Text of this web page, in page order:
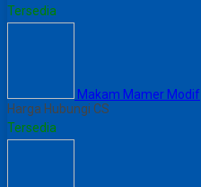
Tersedia
Makam Mamer Modif
Harga Hubungi CS
Tersedia